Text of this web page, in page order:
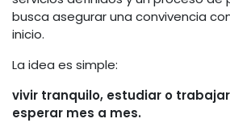
busca asegurar una convivencia
inicio.
La idea es simple:
vivir tranquilo, estudiar o
esperar mes a mes.